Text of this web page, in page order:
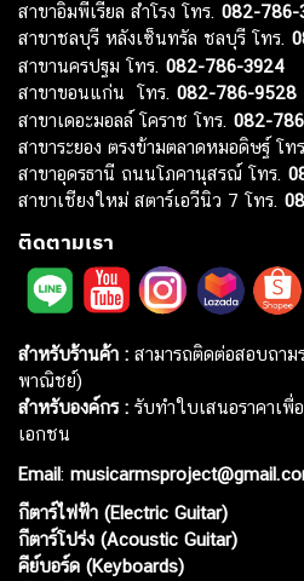
สาขาอิมพีเรียล สำโรง โทร. 082-786-
สาขาชลบุรี หลังเซ็นทรัล ชลบุรี โทร.
สาขานครปฐม โทร. 082-786-3924
สาขาขอนแก่น โทร. 082-786-9528
สาขาเดอะมอลล์ โคราช โทร. 082-
สาขาระยอง ตรงข้ามตลาดหมอดิษฐ์ โท
สาขาอุดรธานี ถนนโภคานุสรณ์ โทร.
สาขาเชียงใหม่ สตาร์เอวีนิว 7 โทร.
ติดตามเรา
สำหรับร้านค้า : สามารถติดต่อสอบถาม
พาณิชย์)
สำหรับองค์กร : รับทำใบเสนอราคาเพื่
เอกชน
Email:
กีตาร์ไฟฟ้า (Electric Guitar)
กีตาร์โปร่ง (Acoustic Guitar)
คีย์บอร์ด (Keyboards)